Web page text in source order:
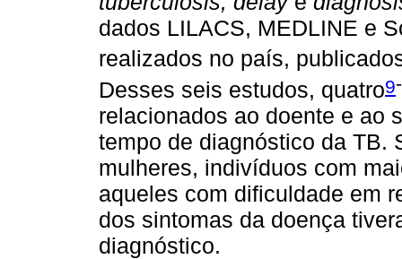
dados LILACS, MEDLINE e
realizados no país,
Desses seis estudos, quatro9-
relacionados ao doente e ao
tempo de diagnóstico da TB.
mulheres, indivíduos com
aqueles com dificuldade em
dos sintomas da doença
diagnóstico.